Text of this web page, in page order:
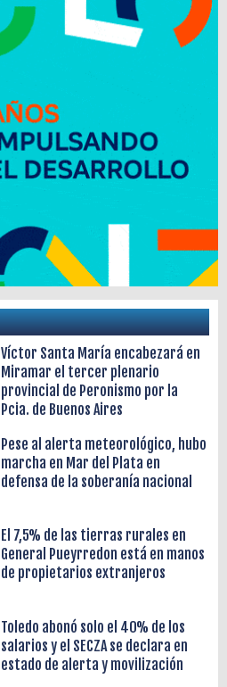
Víctor Santa María encabezará en
Miramar el tercer plenario
provincial de Peronismo por la
Pcia. de Buenos Aires
Pese al alerta meteorológico, hubo
marcha en Mar del Plata en
defensa de la soberanía nacional
El 7,5% de las tierras rurales en
General Pueyrredon está en manos
de propietarios extranjeros
Toledo abonó solo el 40% de los
salarios y el SECZA se declara en
estado de alerta y movilización